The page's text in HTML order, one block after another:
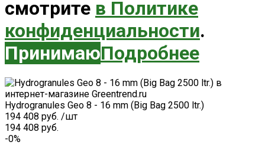
смотрите в Политике
конфиденциальности.
ПринимаюПодробнее
Hydrogranules Geo 8 - 16 mm (Big Bag 2500 ltr.)
194 408 руб. /шт
194 408 руб.
-0%